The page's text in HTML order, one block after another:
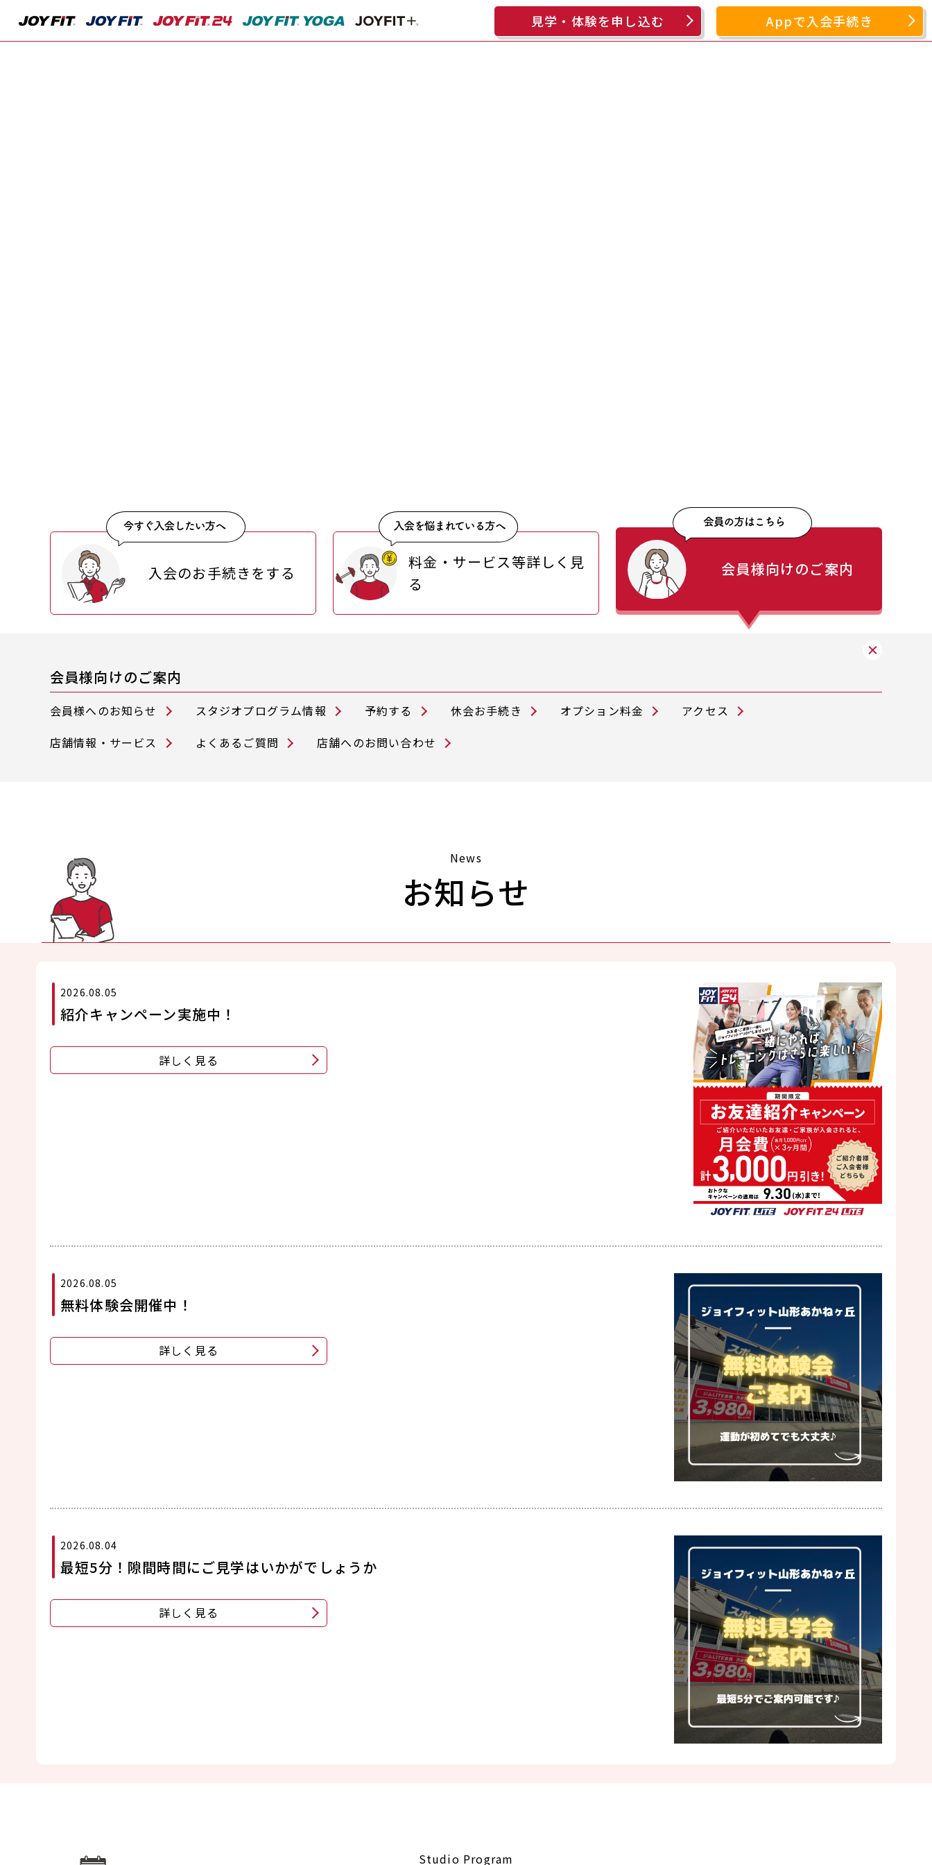
見学・体験を申し込む Appで入会手続き
入会のお手続きをする
料金・サービス等詳しく見
る
会員様向けのご案内
会員様向けのご案内
会員様へのお知らせ スタジオプログラム情報 予約する 休会お手続き オプション料金
アクセス
店舗情報・サービス
よくあるご質問 店舗へのお問い合わせ
News
お知らせ
2026.08.05
紹介キャンペーン実施中！
詳しく見る
2026.08.05
無料体験会開催中！
詳しく見る
2026.08.04
最短5分！隙間時間にご見学はいかがでしょうか
詳しく見る
Studio Program